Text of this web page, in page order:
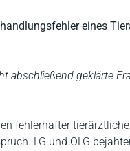
eines
abschließend geklärte
fehlerhafter
LG und OLG